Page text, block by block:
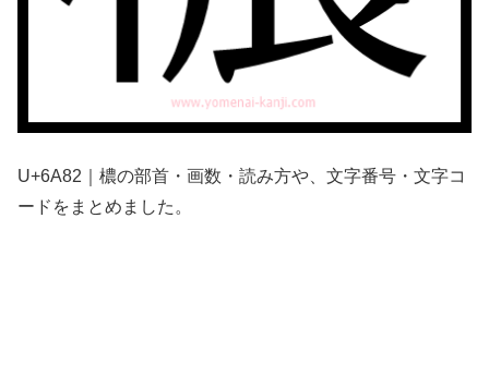
U+6A82｜檂の部首・画数・読み方や、文字番号・文字コ
ードをまとめました。